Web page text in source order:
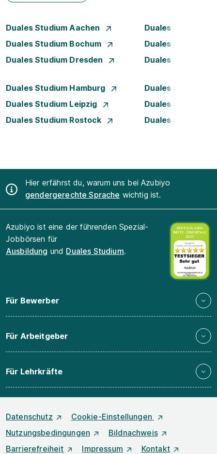
Duales Studium Aachen
Duales Studium
Duales Studium Bochum
Duales Studium
Duales Studium Dresden
Duales Studium
Duales Studium Hamburg
Duales Studium
Duales Studium Leipzig
Duales Studium
Duales Studium Rostock
Duales Studium
Hier erfährst du, warum uns bei Azubiyo
gendergerechte Sprache wichtig ist.
Azubiyo ist eine der führenden Spezial-
Jobbörsen für
Ausbildung und Duales Studium.
Für Bewerber
Für Arbeitgeber
Für Lehrkräfte
Datenschutz
Cookie-Einstellungen
Nutzungsbedingungen
Bildnachweis
Barrierefreiheit
Impressum Kontakt